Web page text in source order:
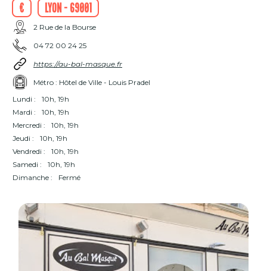
€
Lyon - 69001
2 Rue de la Bourse
04 72 00 24 25
https://au-bal-masque.fr
Métro : Hôtel de Ville - Louis Pradel
Lundi :
10h, 19h
Mardi :
10h, 19h
Mercredi :
10h, 19h
Jeudi :
10h, 19h
Vendredi :
10h, 19h
Samedi :
10h, 19h
Dimanche :
Fermé